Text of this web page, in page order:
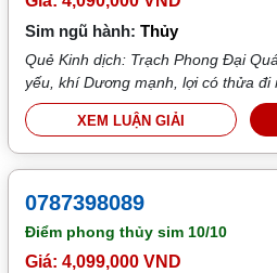
Sim ngũ hành:Thủy
Quẻ Kinh dịch: Trạch Phong Đại
yếu, khí Dương mạnh, lợi có thửa đi
XEM LUẬN GIẢI
0787398089
Điểm phong thủy sim 10/10
Giá: 4,099,000 VND